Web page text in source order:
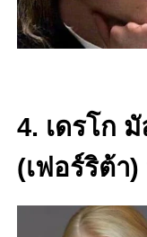
4. เดรโก
(เฟอร์ริต้า